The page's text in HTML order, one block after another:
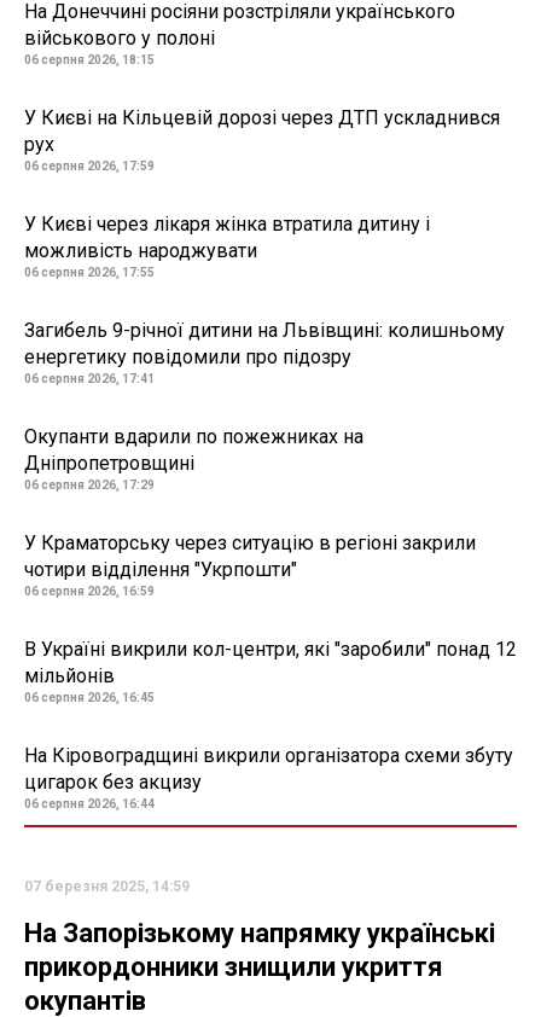
На Донеччині росіяни розстріляли українського
військового у полоні
06 серпня 2026, 18:15
У Києві на Кільцевій дорозі через ДТП ускладнився
рух
06 серпня 2026, 17:59
У Києві через лікаря жінка втратила дитину і
можливість народжувати
06 серпня 2026, 17:55
Загибель 9-річної дитини на Львівщині: колишньому
енергетику повідомили про підозру
06 серпня 2026, 17:41
Окупанти вдарили по пожежниках на
Дніпропетровщині
06 серпня 2026, 17:29
У Краматорську через ситуацію в регіоні закрили
чотири відділення "Укрпошти"
06 серпня 2026, 16:59
В Україні викрили кол-центри, які "заробили" понад 12
мільйонів
06 серпня 2026, 16:45
На Кіровоградщині викрили організатора схеми збуту
цигарок без акцизу
06 серпня 2026, 16:44
07 березня 2025, 14:59
На Запорізькому напрямку українські
прикордонники знищили укриття
окупантів